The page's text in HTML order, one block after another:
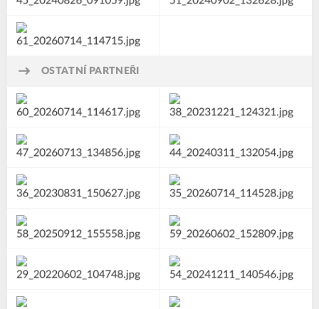
OSTATNÍ PARTNEŘI